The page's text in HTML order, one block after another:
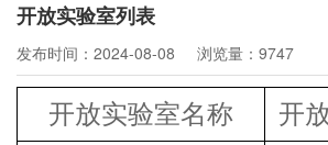
开放实验室列表
发布时间：2024-08-08 浏览量：9747
开放实验室名称
开